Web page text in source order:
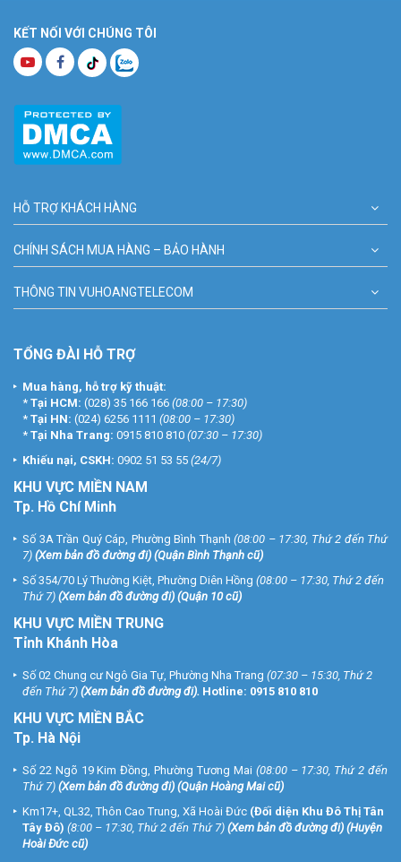
KẾT NỐI VỚI CHÚNG TÔI
HỖ TRỢ KHÁCH HÀNG
CHÍNH SÁCH MUA HÀNG – BẢO HÀNH
THÔNG TIN VUHOANGTELECOM
TỔNG ĐÀI HỖ TRỢ
Mua hàng, hỗ trợ kỹ thuật:
* Tại HCM: (028) 35 166 166 (08:00 – 17:30)
* Tại HN: (024) 6256 1111 (08:00 – 17:30)
* Tại Nha Trang: 0915 810 810 (07:30 – 17:30)
Khiếu nại, CSKH: 0902 51 53 55 (24/7)
KHU VỰC MIỀN NAM
Tp. Hồ Chí Minh
Số 3A Trần Quý Cáp, Phường Bình Thạnh (08:00 – 17:30, Thứ 2 đến Thứ
7) (Xem bản đồ đường đi) (Quận Bình Thạnh cũ)
Số 354/70 Lý Thường Kiệt, Phường Diên Hồng (08:00 – 17:30, Thứ 2 đến
Thứ 7) (Xem bản đồ đường đi) (Quận 10 cũ)
KHU VỰC MIỀN TRUNG
Tỉnh Khánh Hòa
Số 02 Chung cư Ngô Gia Tự, Phường Nha Trang (07:30 – 15:30, Thứ 2
đến Thứ 7) (Xem bản đồ đường đi). Hotline: 0915 810 810
KHU VỰC MIỀN BẮC
Tp. Hà Nội
Số 22 Ngõ 19 Kim Đồng, Phường Tương Mai (08:00 – 17:30, Thứ 2 đến
Thứ 7) (Xem bản đồ đường đi) (Quận Hoàng Mai cũ)
Km17+, QL32, Thôn Cao Trung, Xã Hoài Đức (Đối diện Khu Đô Thị Tân
Tây Đô) (8:00 – 17:30, Thứ 2 đến Thứ 7) (Xem bản đồ đường đi) (Huyện
Hoài Đức cũ)